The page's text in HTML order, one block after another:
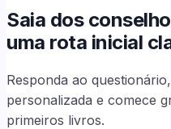
Saia dos
uma rota inicial
Responda ao
personalizada e comece
primeiros livros.